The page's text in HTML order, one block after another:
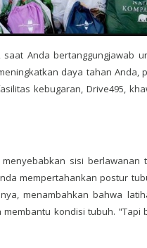
Anda bertanggungjawab
daya tahan Anda,
kebugaran, Drive495,
sisi berlawanan
mempertahankan postur
menambahkan bahwa
membantu kondisi tubuh.